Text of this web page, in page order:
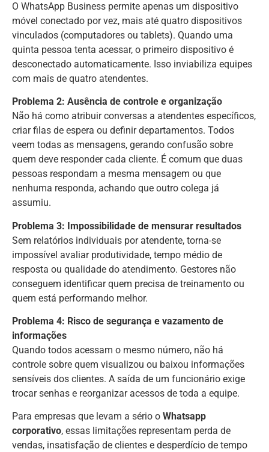
O WhatsApp Business permite apenas um dispositivo
móvel conectado por vez, mais até quatro dispositivos
vinculados (computadores ou tablets). Quando uma
quinta pessoa tenta acessar, o primeiro dispositivo é
desconectado automaticamente. Isso inviabiliza equipes
com mais de quatro atendentes.
Problema 2: Ausência de controle e organização
Não há como atribuir conversas a atendentes específicos,
criar filas de espera ou definir departamentos. Todos
veem todas as mensagens, gerando confusão sobre
quem deve responder cada cliente. É comum que duas
pessoas respondam a mesma mensagem ou que
nenhuma responda, achando que outro colega já
assumiu.
Problema 3: Impossibilidade de mensurar resultados
Sem relatórios individuais por atendente, torna-se
impossível avaliar produtividade, tempo médio de
resposta ou qualidade do atendimento. Gestores não
conseguem identificar quem precisa de treinamento ou
quem está performando melhor.
Problema 4: Risco de segurança e vazamento de
informações
Quando todos acessam o mesmo número, não há
controle sobre quem visualizou ou baixou informações
sensíveis dos clientes. A saída de um funcionário exige
trocar senhas e reorganizar acessos de toda a equipe.
Para empresas que levam a sério o Whatsapp
corporativo, essas limitações representam perda de
vendas, insatisfação de clientes e desperdício de tempo